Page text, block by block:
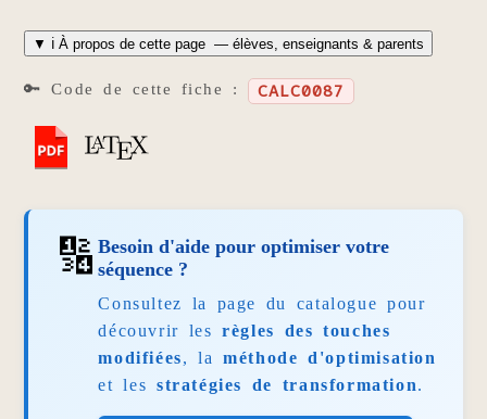
▼ ℹ️ À propos de cette page — élèves, enseignants & parents
🔑 Code de cette fiche : CALC0087
🔢Besoin d'aide pour optimiser votre
séquence ?
Consultez la page du catalogue pour
découvrir lesrègles des touches
modifiées, laméthode d'optimisation
et les stratégies de transformation.